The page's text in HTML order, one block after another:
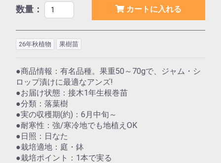
数量： カートに入れる
26年秋植物 果樹苗
●商品情報：有名品種。果重50～70gで、ジャム・シ
ロップ漬けに最適なアンズ!
●お届け状態：接木1年生根巻苗
●分類：落葉樹
●実の収穫期(約)：6月中旬～
●耐寒性：強/寒冷地でも地植えOK
●日照：日なた
●栽培適地：庭・鉢
●栽培ポイント：1本で実る